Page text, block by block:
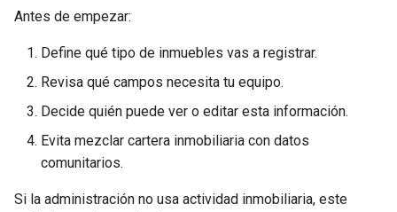
Antes de empezar:
Define qué tipo de inmuebles vas a registrar.
Revisa qué campos necesita tu equipo.
Decide quién puede ver o editar esta información.
Evita mezclar cartera inmobiliaria con datos
comunitarios.
Si la administración no usa actividad inmobiliaria, este